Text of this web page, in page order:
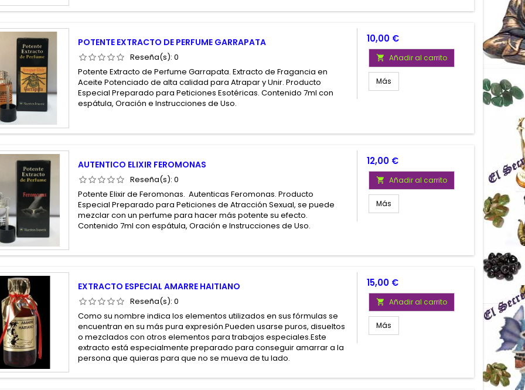
POTENTE EXTRACTO DE PERFUME GARRAPATA
Reseña(s):0
Potente Extracto de Perfume Garrapata. Extracto de Fragancia en
Aceite Potenciado de alta calidad para Atrapar y Unir. Producto
Especial Preparado para Peticiones Esotéricas. Contenido 7ml con
espátula, Oración e Instrucciones de Uso.
Precio
10,00 €
 Añadir al carrito
Más
AUTENTICO ELIXIR FEROMONAS
Reseña(s):0
Potente Elixir de Feromonas. Autenticas Feromonas. Producto
Especial Preparado para Peticiones de Atracción Sexual, se puede
mezclar con un perfume para hacer más potente su efecto.
Contenido 7ml con espátula, Oración e Instrucciones de Uso.
Precio
12,00 €
 Añadir al carrito
Más
EXTRACTO ESPECIAL AMARRE HAITIANO
Reseña(s):0
Como su nombre indica los elementos utilizados en sus fórmulas se
encuentran en su más pura expresión.Pueden usarse puros, disueltos
o mezclados con otros elementos para trabajos especiales.Este
extracto está especialmente preparado para conseguir amarrar a la
persona que quieras para que no se mueva de tu lado.
Precio
15,00 €
 Añadir al carrito
Más